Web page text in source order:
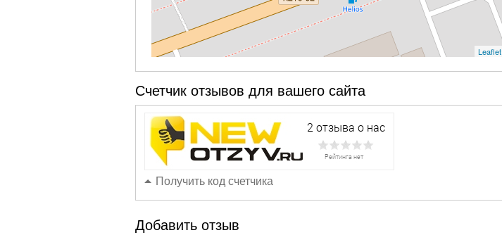
Leaflet
Счетчик отзывов для вашего сайта
Получить код счетчика
Добавить отзыв